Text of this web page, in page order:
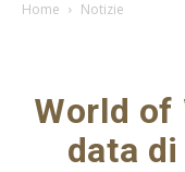
Home Notizie
World of
data